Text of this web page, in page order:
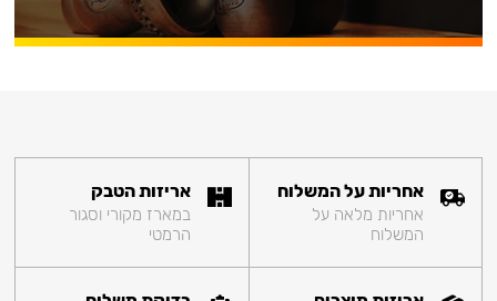
אחריות על המשלוח
אחריות מלאה על
המשלוח
אריזות הטבק
במארז מקורי וסגור
הרמטי